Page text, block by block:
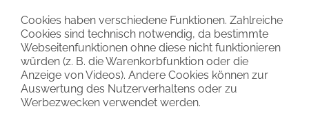
Cookies haben verschiedene Funktionen. Zahlreiche
Cookies sind technisch notwendig, da bestimmte
Webseitenfunktionen ohne diese nicht funktionieren
würden (z. B. die Warenkorbfunktion oder die
Anzeige von Videos). Andere Cookies können zur
Auswertung des Nutzerverhaltens oder zu
Werbezwecken verwendet werden.